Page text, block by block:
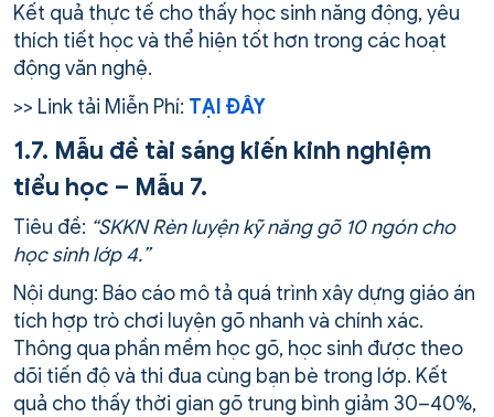
Kết quả thực tế cho thấy học sinh năng động, yêu
thích tiết học và thể hiện tốt hơn trong các hoạt
động văn nghệ.
>> Link tải Miễn Phí: TẠI ĐÂY
1.7. Mẫu đề tài sáng kiến kinh nghiệm
tiểu học – Mẫu 7.
Tiêu đề: “SKKN Rèn luyện kỹ năng gõ 10 ngón cho
học sinh lớp 4.”
Nội dung: Báo cáo mô tả quá trình xây dựng giáo án
tích hợp trò chơi luyện gõ nhanh và chính xác.
Thông qua phần mềm học gõ, học sinh được theo
dõi tiến độ và thi đua cùng bạn bè trong lớp. Kết
quả cho thấy thời gian gõ trung bình giảm 30–40%,